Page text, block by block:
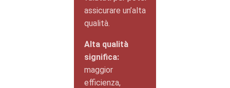
assicurare un’alta
qualità.
Alta qualità
significa:
maggior
efficienza,